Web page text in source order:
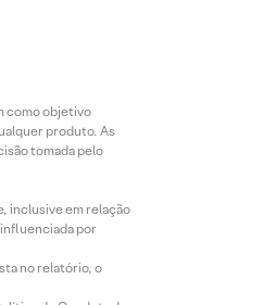
como objetivo
produto. As
tomada pelo
inclusive em relação
por
no relatório, o